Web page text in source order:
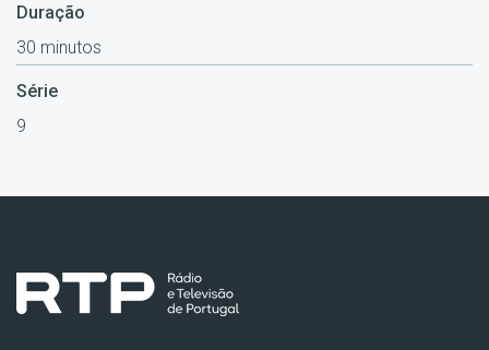
Duração
30 minutos
Série
9